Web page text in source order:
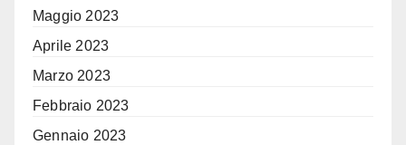
Maggio 2023
Aprile 2023
Marzo 2023
Febbraio 2023
Gennaio 2023